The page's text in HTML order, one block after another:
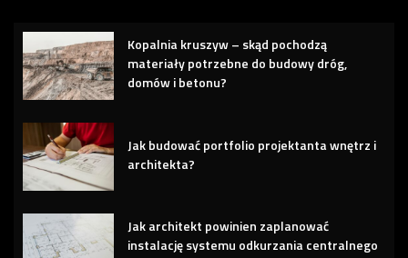
Kopalnia kruszyw – skąd pochodzą
materiały potrzebne do budowy dróg,
domów i betonu?
Jak budować portfolio projektanta wnętrz i
architekta?
Jak architekt powinien zaplanować
instalację systemu odkurzania centralnego